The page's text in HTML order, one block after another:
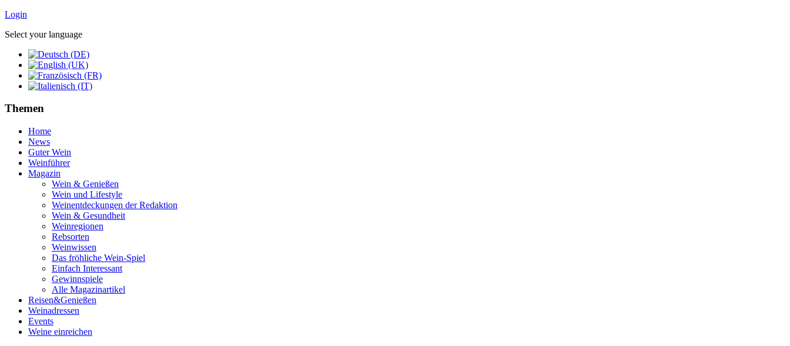
Login
Select your language
Themen
Home
News
Guter Wein
Weinführer
Magazin
Wein & Genießen
Wein und Lifestyle
Weinentdeckungen der Redaktion
Wein & Gesundheit
Weinregionen
Rebsorten
Weinwissen
Das fröhliche Wein-Spiel
Einfach Interessant
Gewinnspiele
Alle Magazinartikel
Reisen&Genießen
Weinadressen
Events
Weine einreichen